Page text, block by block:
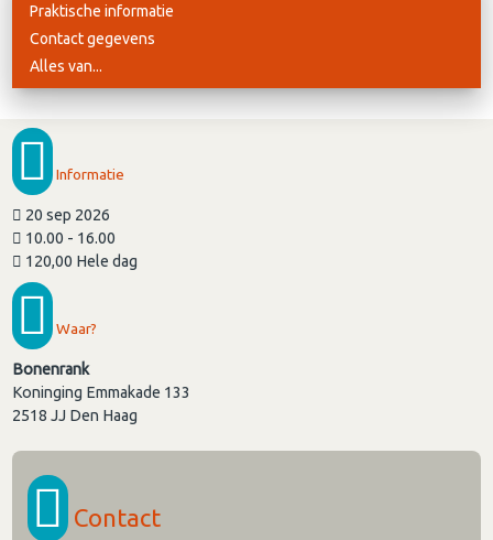
Praktische informatie
Contact gegevens
Alles van...
Informatie
20 sep 2026
10.00 - 16.00
120,00 Hele dag
Waar?
Bonenrank
Koninging Emmakade 133
2518 JJ Den Haag
Contact